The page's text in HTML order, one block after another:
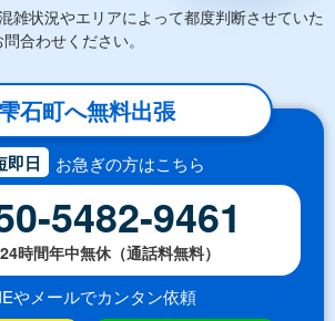
雑状況やエリアによって都度判断させていた
合わせください。
雫石町へ無料出張
即日 お急ぎの方はこちら
5482-9461
時間年中無休（通話料無料）
やメールでカンタン依頼